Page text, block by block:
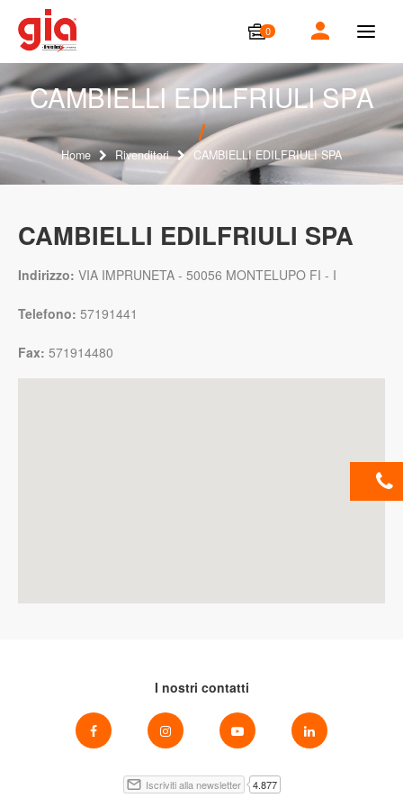
0
T
g
g
l
n
a
v
i
CAMBIELLI EDILFRIULI SPA
Home Rivenditori CAMBIELLI EDILFRIULI SPA
CAMBIELLI EDILFRIULI SPA
Indirizzo: VIA IMPRUNETA - 50056 MONTELUPO FI - I
Telefono: 57191441
Fax: 571914480
I nostri contatti